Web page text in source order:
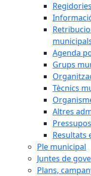
Regidories
Agenda
Grups
Tècnics
Altres
Resultats
Ple municipal
Juntes de
Plans,